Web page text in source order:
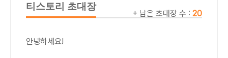
티스토리 초대장
+ 남은 초대장 수 : 20
안녕하세요!